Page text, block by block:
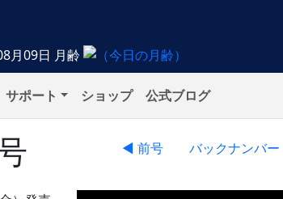
月09日 月齢
サポート ショップ 公式ブログ
◀ 前号 バックナンバー